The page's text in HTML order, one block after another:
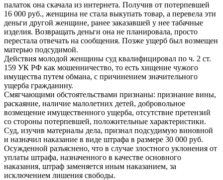
палаток она скачала из интернета. Получив от потерпевшей
16 000 руб., женщина не стала выкупать товар, а перевела эти
деньги другой женщине, ранее заказавшей у нее табачные
изделия. Возвращать деньги она не планировала, просто
перестала отвечать на сообщения. Позже ущерб был возмещен
матерью подсудимой.
Действия молодой женщины суд квалифицировал по ч. 2 ст.
159 УК РФ как мошенничество, то есть хищение чужого
имущества путем обмана, с причинением значительного
ущерба гражданину.
Смягчающими обстоятельствами признаны: признание вины,
раскаяние, наличие малолетних детей, добровольное
возмещение имущественного ущерба, отсутствие претензий
со стороны потерпевшей, положительные характеристики.
Суд, изучив материалы дела, признал подсудимую виновной
и назначил наказание в виде штрафа в размере 30 000 руб.
Осужденной разъяснено, что в случае злостного уклонения от
уплаты штрафа, назначенного в качестве основного
наказания, штраф заменяется иным наказанием, за
исключением лишения свободы.